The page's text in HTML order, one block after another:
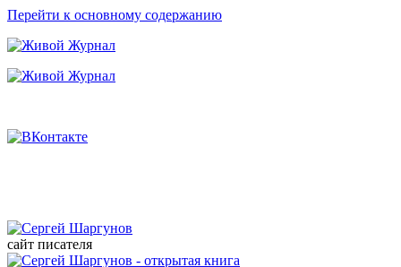
Перейти к основному содержанию
сайт писателя